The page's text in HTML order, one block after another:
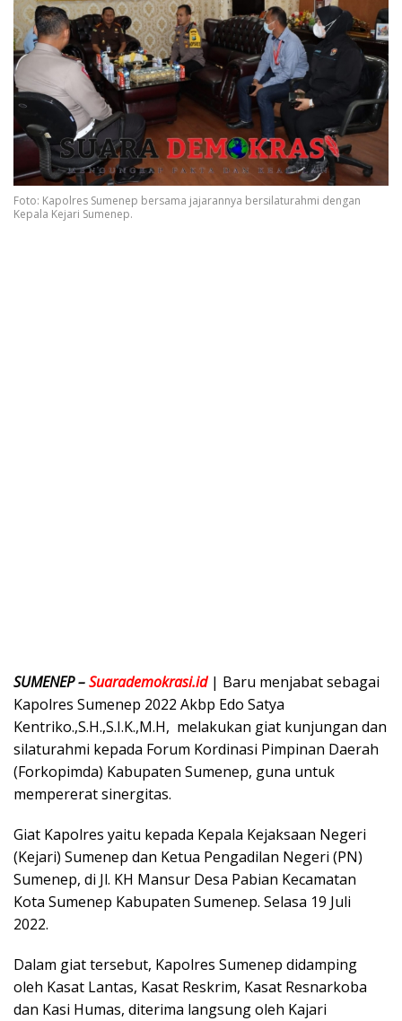
Foto: Kapolres Sumenep bersama jajarannya bersilaturahmi dengan
Kepala Kejari Sumenep.
SUMENEP –Suarademokrasi.id| Baru menjabat sebagai
Kapolres Sumenep 2022 Akbp Edo Satya
Kentriko.,S.H.,S.I.K.,M.H, melakukan giat kunjungan dan
silaturahmi kepada Forum Kordinasi Pimpinan Daerah
(Forkopimda) Kabupaten Sumenep, guna untuk
mempererat sinergitas.
Giat Kapolres yaitu kepada Kepala Kejaksaan Negeri
(Kejari) Sumenep dan Ketua Pengadilan Negeri (PN)
Sumenep, di Jl. KH Mansur Desa Pabian Kecamatan
Kota Sumenep Kabupaten Sumenep. Selasa 19 Juli
2022.
Dalam giat tersebut, Kapolres Sumenep didamping
oleh Kasat Lantas, Kasat Reskrim, Kasat Resnarkoba
dan Kasi Humas, diterima langsung oleh Kajari